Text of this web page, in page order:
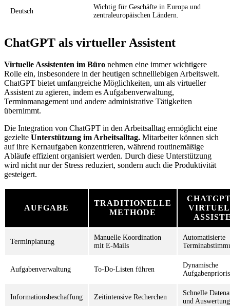
Deutsch
Wichtig für Geschäfte in Europa und
zentraleuropäischen Ländern.
ChatGPT als virtueller Assistent
Virtuelle Assistenten im Büro nehmen eine immer wichtigere
Rolle ein, insbesondere in der heutigen schnelllebigen Arbeitswelt.
ChatGPT bietet umfangreiche Möglichkeiten, um als virtueller
Assistent zu agieren, indem es Aufgabenverwaltung,
Terminmanagement und andere administrative Tätigkeiten
übernimmt.
Die Integration von ChatGPT in den Arbeitsalltag ermöglicht eine
gezielte Unterstützung im Arbeitsalltag. Mitarbeiter können sich
auf ihre Kernaufgaben konzentrieren, während routinemäßige
Abläufe effizient organisiert werden. Durch diese Unterstützung
wird nicht nur der Stress reduziert, sondern auch die Produktivität
gesteigert.
AUFGABE
TRADITIONELLE
METHODE
Terminplanung
Manuelle Koordination
mit E-Mails
Automatisierte
Aufgabenverwaltung To-Do-Listen führen
Dynamische
Informationsbeschaffung Zeitintensive Recherchen
Schnelle
und